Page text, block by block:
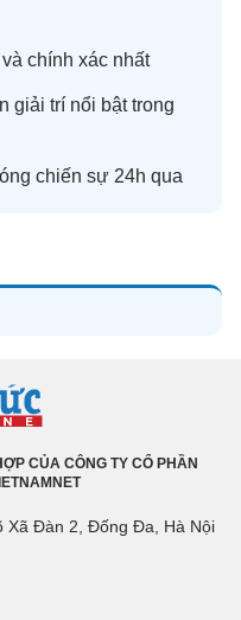
chính xác nhất
giải trí nổi bật trong
chiến sự 24h qua
CỦA CÔNG TY CỔ PHẦN
Xã Đàn 2, Đống Đa, Hà Nội